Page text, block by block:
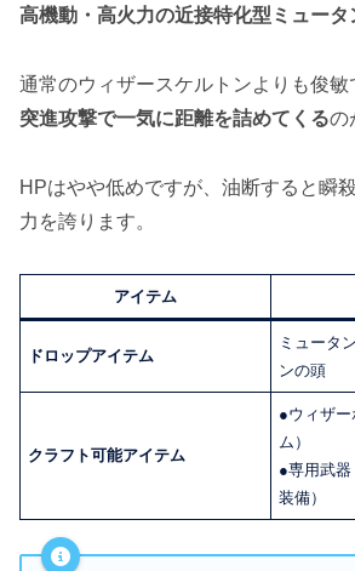
高機動・高火力の近接特化型ミュータ
通常のウィザースケルトンよりも俊敏
突進攻撃で一気に距離を詰めてくるの
HPはやや低めですが、油断すると瞬
力を誇ります。
アイテム
ドロップアイテム
ミュータ
ンの頭
クラフト可能アイテム
●ウィザ
ム）
●専用武
装備）